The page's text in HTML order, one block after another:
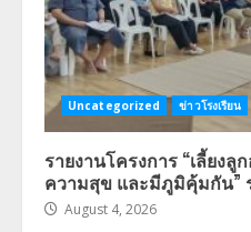
Uncategorized ข่าวโรงเรียน
รายงานโครงการ “เลี้ยงลู
ความสุข และมีภูมิคุ้มกัน”
August 4, 2026